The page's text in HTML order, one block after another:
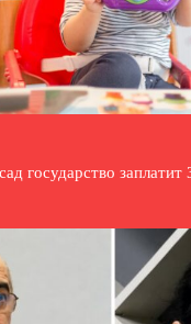
государство заплатит